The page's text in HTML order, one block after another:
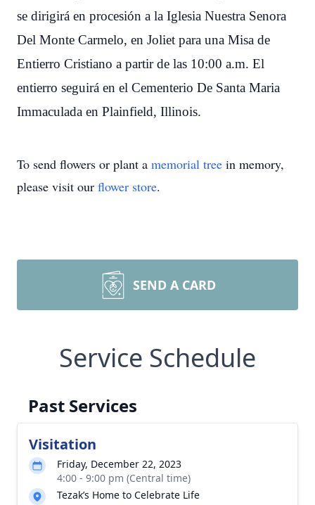
se dirigirá en procesión a la Iglesia Nuestra Senora
Del Monte Carmelo, en Joliet para una Misa de
Entierro Cristiano a partir de las 10:00 a.m. El
entierro seguirá en el Cementerio De Santa Maria
Immaculada en Plainfield, Illinois.
To send flowers or plant a memorial tree in memory,
please visit our flower store.
SEND A CARD
Service Schedule
Past Services
Visitation
Friday, December 22, 2023
4:00 - 9:00 pm (Central time)
Tezak’s Home to Celebrate Life